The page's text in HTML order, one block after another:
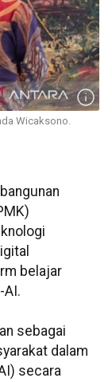
Wicaksono.
belajar
AI.
sebagai
dalam
secara